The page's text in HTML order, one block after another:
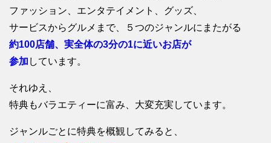
ファッション、エンタテイメント、グッズ、
サービスからグルメまで、５つのジャンルにまたがる
約100店舗、実全体の3分の1に近いお店が
参加 しています。
それゆえ、
特典もバラエティーに富み、大変充実しています。
ジャンルごとに特典を概観してみると、